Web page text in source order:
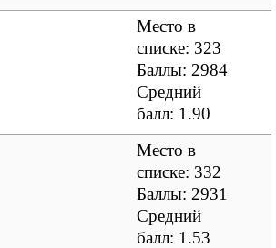
Место в
списке: 323
Баллы: 2984
Средний
балл: 1.90
Место в
списке: 332
Баллы: 2931
Средний
балл: 1.53